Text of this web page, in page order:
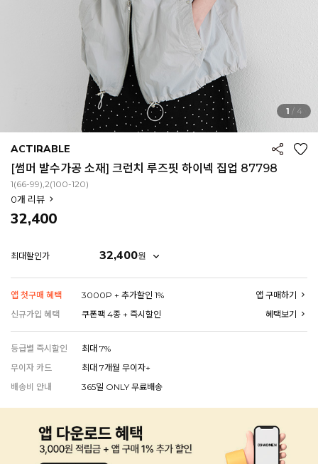
인플루언서 PICK한 지금 꼭 필요한 장마룩!
1 / 4
ACTIRABLE
[썸머 발수가공 소재] 크런치 루즈핏 하이넥 집업 87798
1(66-99),2(100-120)
0개 리뷰
32,400
최대할인가 32,400원
앱 첫구매 혜택 3000P + 추가할인 1%
앱 구매하기
신규가입 혜택
쿠폰팩 4종 + 즉시할인 혜택보기
등급별 즉시할인
최대 7%
무이자 카드
최대 7개월 무이자+
배송비 안내
365일 ONLY 무료배송